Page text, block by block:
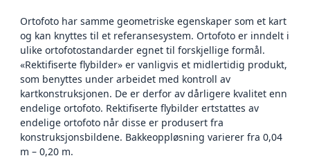
Ortofoto har samme geometriske egenskaper som et kart
og kan knyttes til et referansesystem. Ortofoto er inndelt i
ulike ortofotostandarder egnet til forskjellige formål.
«Rektifiserte flybilder» er vanligvis et midlertidig produkt,
som benyttes under arbeidet med kontroll av
kartkonstruksjonen. De er derfor av dårligere kvalitet enn
endelige ortofoto. Rektifiserte flybilder ertstattes av
endelige ortofoto når disse er produsert fra
konstruksjonsbildene. Bakkeoppløsning varierer fra 0,04
m – 0,20 m.